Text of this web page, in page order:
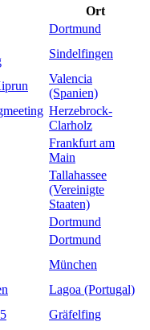
Ort
Dortmund
Sindelfingen
Valencia
(Spanien)
Herzebrock-
Clarholz
Frankfurt am
Main
Tallahassee
(Vereinigte
Staaten)
Dortmund
Dortmund
München
Lagoa (Portugal)
Gräfelfing